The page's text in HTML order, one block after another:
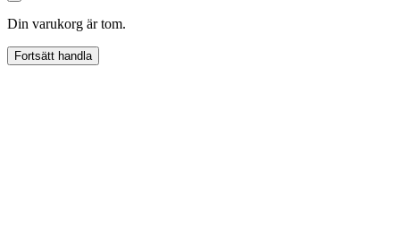
Din varukorg är tom.
Fortsätt handla